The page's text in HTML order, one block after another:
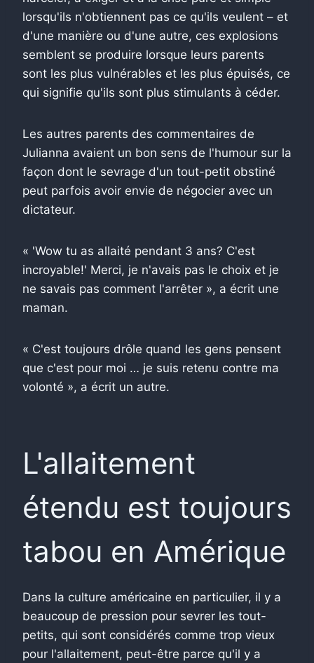
lorsqu'ils n'obtiennent pas ce qu'ils veulent – et
d'une manière ou d'une autre, ces explosions
semblent se produire lorsque leurs parents
sont les plus vulnérables et les plus épuisés, ce
qui signifie qu'ils sont plus stimulants à céder.
Les autres parents des commentaires de
Julianna avaient un bon sens de l'humour sur la
façon dont le sevrage d'un tout-petit obstiné
peut parfois avoir envie de négocier avec un
dictateur.
« 'Wow tu as allaité pendant 3 ans? C'est
incroyable!' Merci, je n'avais pas le choix et je
ne savais pas comment l'arrêter », a écrit une
maman.
« C'est toujours drôle quand les gens pensent
que c'est pour moi … je suis retenu contre ma
volonté », a écrit un autre.
L'allaitement
étendu est toujours
tabou en Amérique
Dans la culture américaine en particulier, il y a
beaucoup de pression pour sevrer les tout-
petits, qui sont considérés comme trop vieux
pour l'allaitement, peut-être parce qu'il y a